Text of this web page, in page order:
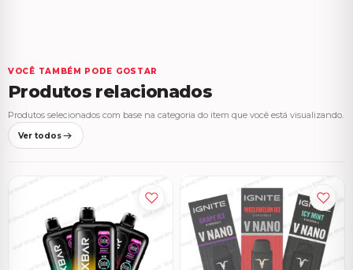
VOCÊ TAMBÉM PODE GOSTAR
Produtos relacionados
Produtos selecionados com base na categoria do item que você está visualizando.
Ver todos